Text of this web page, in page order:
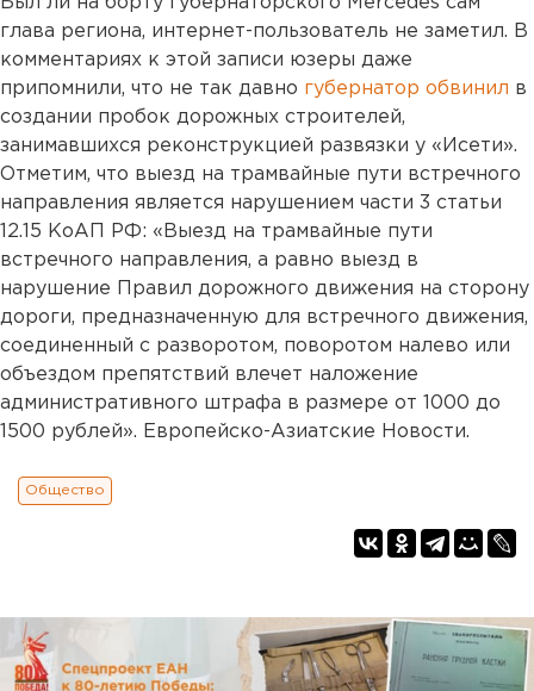
глава региона, интернет-пользователь не заметил. В
комментариях к этой записи юзеры даже
припомнили, что не так давно губернатор обвинил в
создании пробок дорожных строителей,
занимавшихся реконструкцией развязки у «Исети».
Отметим, что выезд на трамвайные пути встречного
направления является нарушением части 3 статьи
12.15 КоАП РФ: «Выезд на трамвайные пути
встречного направления, а равно выезд в
нарушение Правил дорожного движения на сторону
дороги, предназначенную для встречного движения,
соединенный с разворотом, поворотом налево или
объездом препятствий влечет наложение
административного штрафа в размере от 1000 до
1500 рублей». Европейско-Азиатские Новости.
Общество